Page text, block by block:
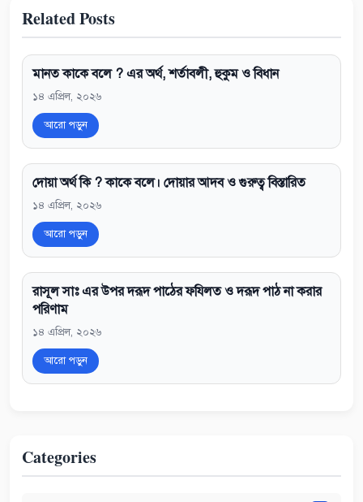
Related Posts
মানত কাকে বলে ? এর অর্থ, শর্তাবলী, হুকুম ও বিধান
১৪ এপ্রিল, ২০২৬
আরো পড়ুন
দোয়া অর্থ কি ? কাকে বলে। দোয়ার আদব ও গুরুত্ব বিস্তারিত
১৪ এপ্রিল, ২০২৬
আরো পড়ুন
রাসূল সাঃ এর উপর দরূদ পাঠের ফযিলত ও দরূদ পাঠ না করার
পরিণাম
১৪ এপ্রিল, ২০২৬
আরো পড়ুন
Categories